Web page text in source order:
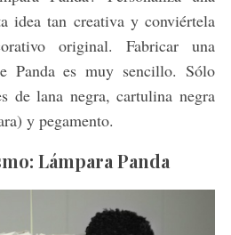
idea tan creativa y conviértela
original. Fabricar una
Panda es muy sencillo. Sólo
de lana negra, cartulina negra
y pegamento.
Lámpara Panda